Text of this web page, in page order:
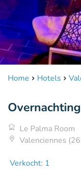
Home Hotels
Le Palma Room
Valenciennes
Verkocht: 1